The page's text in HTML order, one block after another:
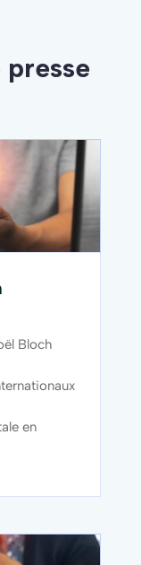
Bloch
en